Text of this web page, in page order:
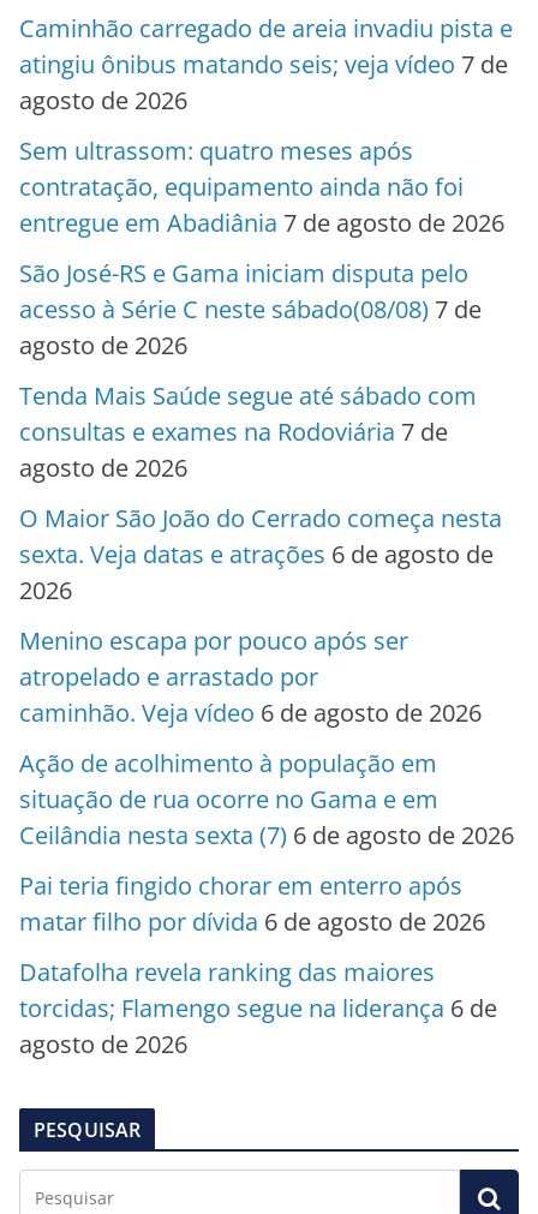
Caminhão carregado de areia invadiu pista e
atingiu ônibus matando seis; veja vídeo 7 de
agosto de 2026
Sem ultrassom: quatro meses após
contratação, equipamento ainda não foi
entregue em Abadiânia 7 de agosto de 2026
São José-RS e Gama iniciam disputa pelo
acesso à Série C neste sábado(08/08) 7 de
agosto de 2026
Tenda Mais Saúde segue até sábado com
consultas e exames na Rodoviária 7 de
agosto de 2026
O Maior São João do Cerrado começa nesta
sexta. Veja datas e atrações 6 de agosto de
2026
Menino escapa por pouco após ser
atropelado e arrastado por
caminhão. Veja vídeo 6 de agosto de 2026
Ação de acolhimento à população em
situação de rua ocorre no Gama e em
Ceilândia nesta sexta (7) 6 de agosto de 2026
Pai teria fingido chorar em enterro após
matar filho por dívida 6 de agosto de 2026
Datafolha revela ranking das maiores
torcidas; Flamengo segue na liderança 6 de
agosto de 2026
PESQUISAR